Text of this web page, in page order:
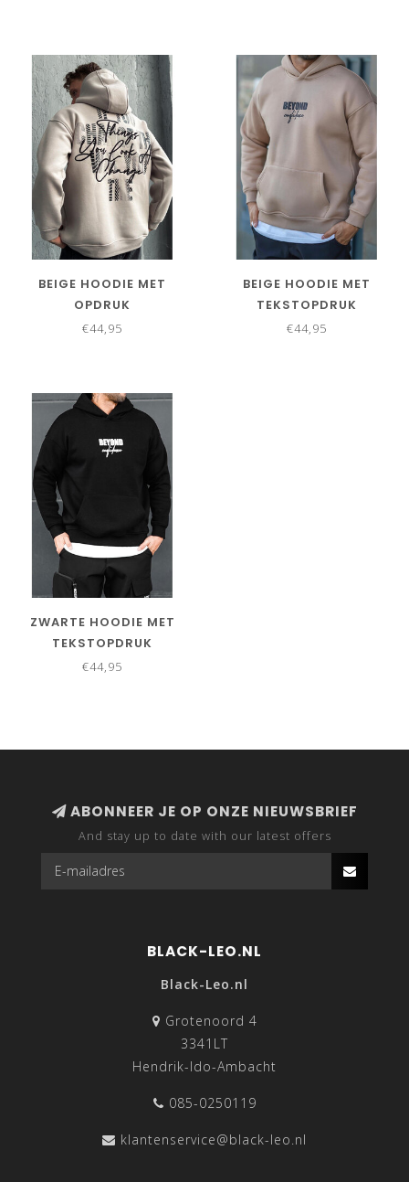
BEIGE HOODIE MET
OPDRUK
€44,95
BEIGE HOODIE MET
TEKSTOPDRUK
€44,95
ZWARTE HOODIE MET
TEKSTOPDRUK
€44,95
ABONNEER JE OP ONZE NIEUWSBRIEF
And stay up to date with our latest offers
BLACK-LEO.NL
Black-Leo.nl
Grotenoord 4
3341LT
Hendrik-Ido-Ambacht
085-0250119
klantenservice@black-leo.nl